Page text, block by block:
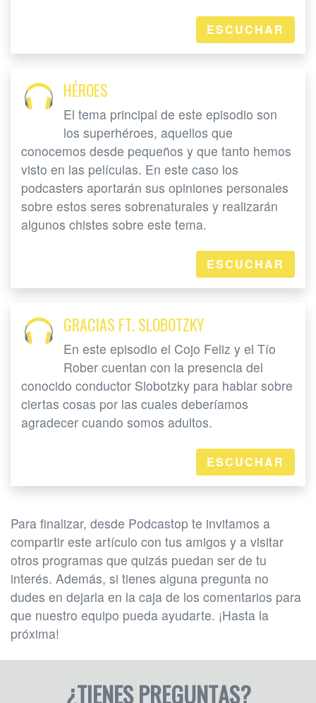
ESCUCHAR
HÉROES
El tema principal de este episodio son
los superhéroes, aquellos que
conocemos desde pequeños y que tanto hemos
visto en las películas. En este caso los
podcasters aportarán sus opiniones personales
sobre estos seres sobrenaturales y realizarán
algunos chistes sobre este tema.
ESCUCHAR
GRACIAS FT. SLOBOTZKY
En este episodio el Cojo Feliz y el Tío
Rober cuentan con la presencia del
conocido conductor Slobotzky para hablar sobre
ciertas cosas por las cuales deberíamos
agradecer cuando somos adultos.
ESCUCHAR
Para finalizar, desde Podcastop te invitamos a
compartir este artículo con tus amigos y a visitar
otros programas que quizás puedan ser de tu
interés. Además, si tienes alguna pregunta no
dudes en dejarla en la caja de los comentarios para
que nuestro equipo pueda ayudarte. ¡Hasta la
próxima!
¿TIENES PREGUNTAS?